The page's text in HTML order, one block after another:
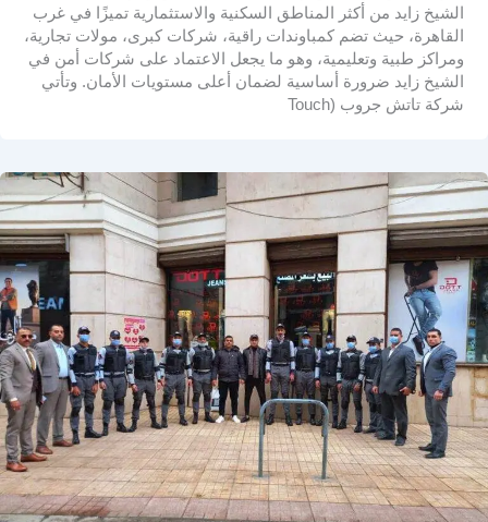
الشيخ زايد من أكثر المناطق السكنية والاستثمارية تميزًا في غرب
القاهرة، حيث تضم كمباوندات راقية، شركات كبرى، مولات تجارية،
ومراكز طبية وتعليمية، وهو ما يجعل الاعتماد على شركات أمن في
الشيخ زايد ضرورة أساسية لضمان أعلى مستويات الأمان. وتأتي
شركة تاتش جروب (Touch